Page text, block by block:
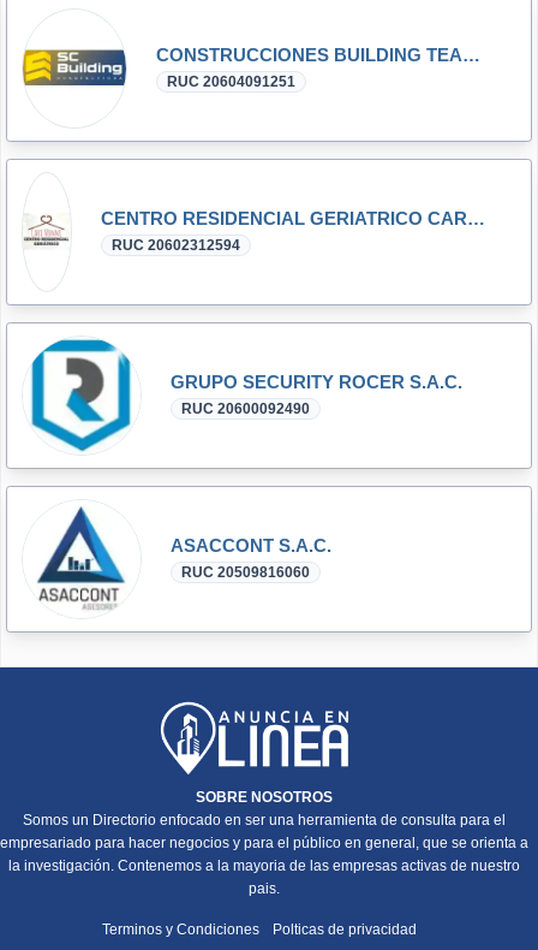
CONSTRUCCIONES BUILDING TEAM S.A.C.
RUC 20604091251
CENTRO RESIDENCIAL GERIATRICO CARI NONNI EMPRESA INDIVIDUAL DE RESPONSABILIDAD LIMITADA
RUC 20602312594
GRUPO SECURITY ROCER S.A.C.
RUC 20600092490
ASACCONT S.A.C.
RUC 20509816060
SOBRE NOSOTROS
Somos un Directorio enfocado en ser una herramienta de consulta para el
empresariado para hacer negocios y para el público en general, que se orienta a
la investigación. Contenemos a la mayoria de las empresas activas de nuestro
pais.
Terminos y Condiciones Polticas de privacidad